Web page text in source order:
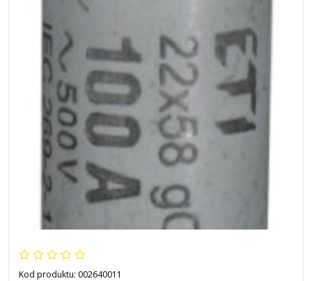
Kod produktu: 002640011